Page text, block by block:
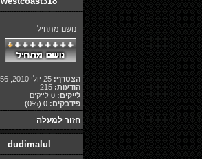
נושם מתחיל
הצטרף:
הודעות:
לייקים:
פידבקים: 0
(0%)
חזור למעלה
dudimalul